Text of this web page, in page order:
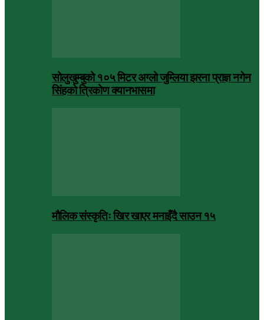
सोलुखुम्बुको १०५ मिटर अग्लो जुम्लिया झरना प्राज्ञ नगेन
सिंहको त्रिकोण क्यानभासमा
मौलिक संस्कृतिः खिर खाएर मनाइँदै साउन १५